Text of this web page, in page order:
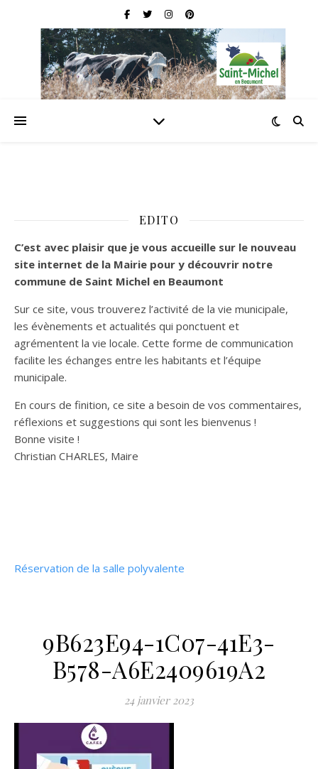
EDITO
C’est avec plaisir que je vous accueille sur le nouveau
site internet de la Mairie pour y découvrir notre
commune de Saint Michel en Beaumont
Sur ce site, vous trouverez l’activité de la vie municipale,
les évènements et actualités qui ponctuent et
agrémentent la vie locale. Cette forme de communication
facilite les échanges entre les habitants et l’équipe
municipale.
En cours de finition, ce site a besoin de vos commentaires,
réflexions et suggestions qui sont les bienvenus !
Bonne visite !
Christian CHARLES, Maire
Réservation de la salle polyvalente
9B623E94-1C07-41E3-
B578-A6E2409619A2
24 janvier 2023